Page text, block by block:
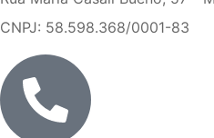
CNPJ: 58.598.368/0001-83